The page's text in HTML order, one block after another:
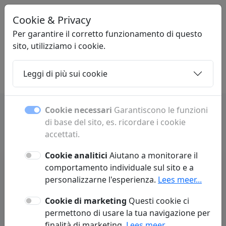
PLOAK.COM
Home Sottopagine Contatto
Nessun articolo trovato :(
Cookie & Privacy
Per garantire il corretto funzionamento di questo
sito, utilizziamo i cookie.
Leggi di più sui cookie
Cookie necessari Garantiscono le funzioni
di base del sito, es. ricordare i cookie
accettati.
Cookie analitici Aiutano a monitorare il
comportamento individuale sul sito e a
personalizzarne l'esperienza. Lees meer...
Cookie di marketing Questi cookie ci
permettono di usare la tua navigazione per